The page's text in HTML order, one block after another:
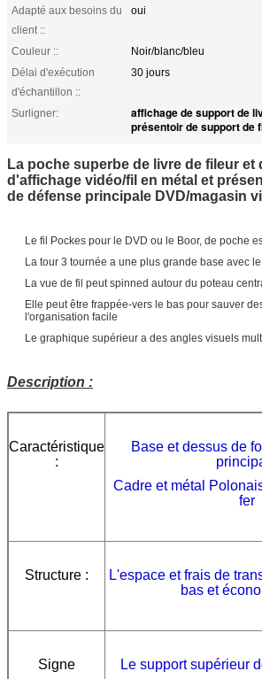
Adapté aux besoins du
client ::
oui
Couleur ::
Noir/blanc/bleu
Délai d'exécution
d'échantillon ::
30 jours
Surligner: affichage de support de
présentoir de support de
La poche superbe de livre de fileur et
d'affichage vidéo/fil en métal et
de défense principale DVD/magasin
Le fil Pockes pour le DVD ou le Boor, de poche
La tour 3 tournée a une plus grande base avec
La vue de fil peut spinned autour du poteau
Elle peut être frappée-vers le bas pour sauver
l'organisation facile
Le graphique supérieur a des angles visuels
Description :
Caractéristique
:
Base et dessus de
Cadre et métal
fer
Structure :
L'espace et frais de
bas et
Signe Le support supérieur